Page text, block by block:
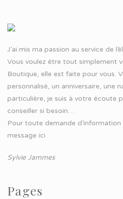
J’ai mis ma passion au service de
Vous voulez être tout simplement
Boutique, elle est faite pour vous.
personnalisé, un anniversaire, une
particulière, je suis à votre écoute
conseiller si besoin…
Pour toute demande d’information
message ici
Sylvie Jammes
Pages